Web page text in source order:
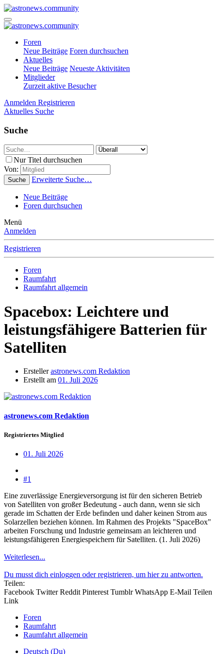
Foren
Neue Beiträge Foren durchsuchen
Aktuelles
Neue Beiträge Neueste Aktivitäten
Mitglieder
Zurzeit aktive Besucher
Anmelden Registrieren
Aktuelles Suche
Suche
Nur Titel durchsuchen
Von:
Suche Erweiterte Suche…
Neue Beiträge
Foren durchsuchen
Menü
Anmelden
Registrieren
Foren
Raumfahrt
Raumfahrt allgemein
Spacebox: Leichtere und
leistungsfähigere Batterien für
Satelliten
Ersteller astronews.com Redaktion
Erstellt am 01. Juli 2026
astronews.com Redaktion
Registriertes Mitglied
01. Juli 2026
#1
Eine zuverlässige Energieversorgung ist für den sicheren Betrieb
von Satelliten von großer Bedeutung - auch dann, wenn sie sich
gerade im Schatten der Erde befinden und daher keinen Strom aus
Solarzellen beziehen können. Im Rahmen des Projekts "SpaceBox"
arbeiten Forschung und Industrie gemeinsam an leichteren und
leistungsfähigeren Energiespeichern für Satelliten. (1. Juli 2026)
Weiterlesen...
Du musst dich einloggen oder registrieren, um hier zu antworten.
Teilen:
Facebook Twitter Reddit Pinterest Tumblr WhatsApp E-Mail Teilen
Link
Foren
Raumfahrt
Raumfahrt allgemein
Deutsch (Du)